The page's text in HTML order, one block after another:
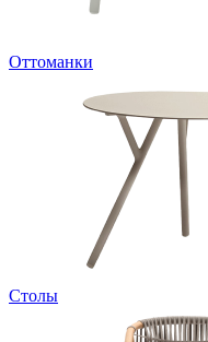
Оттоманки
Столы